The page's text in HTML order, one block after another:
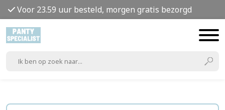
Voor 23.59 uur besteld, morgen gratis bezorgd